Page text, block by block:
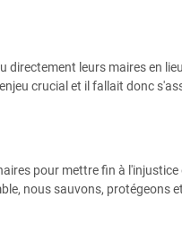
directement leurs maires en
crucial et il fallait donc
pour mettre fin à l'injustice
nous sauvons, protégeons